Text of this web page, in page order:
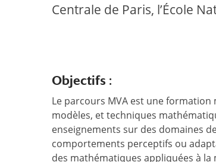
Centrale de Paris, l’École
Objectifs :
Le parcours MVA est une
modèles, et techniques
enseignements sur des domaines
comportements perceptifs ou
des mathématiques appliquées à